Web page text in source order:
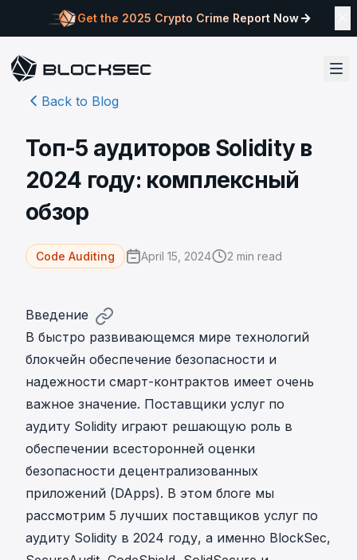
Get the 2025 Crypto Crime Report Now
Back to Blog
Топ-5 аудиторов Solidity в
2024 году: комплексный
обзор
Code Auditing April 15, 2024 2 min read
Введение
В быстро развивающемся мире технологий
блокчейн обеспечение безопасности и
надежности смарт-контрактов имеет очень
важное значение. Поставщики услуг по
аудиту Solidity играют решающую роль в
обеспечении всесторонней оценки
безопасности децентрализованных
приложений (DApps). В этом блоге мы
рассмотрим 5 лучших поставщиков услуг по
аудиту Solidity в 2024 году, а именно BlockSec,